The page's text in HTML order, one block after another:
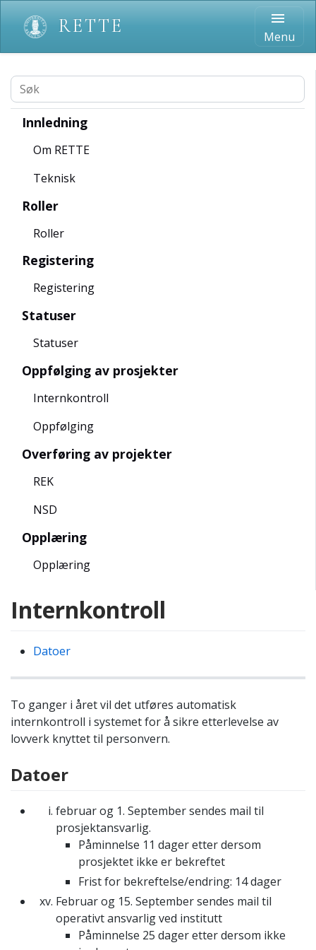
RETTE menu
Menu
Innledning
Om RETTE
Teknisk
Roller
Roller
Registering
Registering
Statuser
Statuser
Oppfølging av prosjekter
Internkontroll
Oppfølging
Overføring av projekter
REK
NSD
Opplæring
Opplæring
Internkontroll
Datoer
To ganger i året vil det utføres automatisk
internkontroll i systemet for å sikre etterlevelse av
lovverk knyttet til personvern.
Datoer
februar og 1. September sendes mail til
prosjektansvarlig.
Påminnelse 11 dager etter dersom
prosjektet ikke er bekreftet
Frist for bekreftelse/endring: 14 dager
Februar og 15. September sendes mail til
operativt ansvarlig ved institutt
Påminnelse 25 dager etter dersom ikke